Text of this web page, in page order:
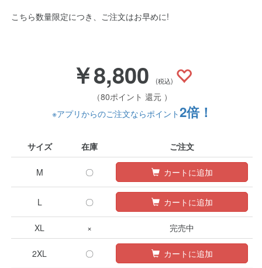
こちら数量限定につき、ご注文はお早めに!
￥8,800 (税込)
（80ポイント 還元 ）
※アプリからのご注文ならポイント2倍！
サイズ 在庫 ご注文
M 〇 カートに追加
L 〇 カートに追加
XL × 完売中
2XL 〇 カートに追加